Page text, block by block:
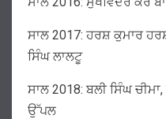
ਸਾਲ 2017: ਹਰਸ਼ ਕੁਮਾਰ
ਸਿੰਘ ਲਾਲਟੂ
ਸਾਲ 2018: ਬਲੀ ਸਿੰਘ
ਉੱਪਲ